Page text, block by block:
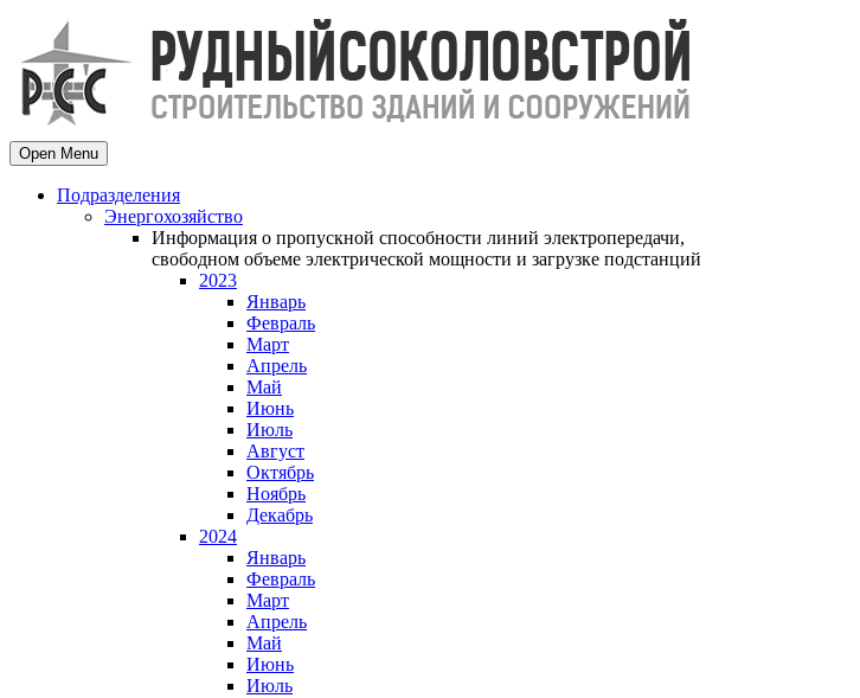
Open Menu
Подразделения
Энергохозяйство
Информация о пропускной способности линий электропередачи,
свободном объеме электрической мощности и загрузке подстанций
2023
Январь
Февраль
Март
Апрель
Май
Июнь
Июль
Август
Октябрь
Ноябрь
Декабрь
2024
Январь
Февраль
Март
Апрель
Май
Июнь
Июль